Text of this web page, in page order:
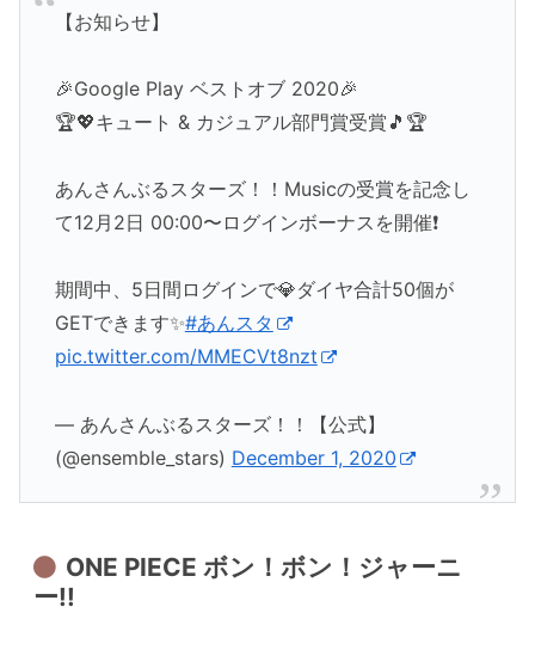
【お知らせ】
🎉Google Play ベストオブ 2020🎉
🏆💖キュート & カジュアル部門賞受賞🎵🏆
あんさんぶるスターズ！！Musicの受賞を記念し
て12月2日 00:00〜ログインボーナスを開催❗
期間中、5日間ログインで💎ダイヤ合計50個が
GETできます✨#あんスタ
pic.twitter.com/MMECVt8nzt
— あんさんぶるスターズ！！【公式】
(@ensemble_stars) December 1, 2020
ONE PIECE ボン！ボン！ジャーニ
ー!!